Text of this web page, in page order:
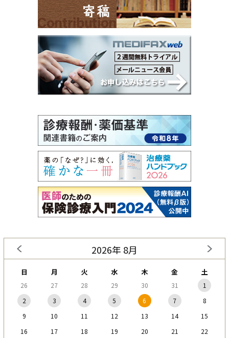
2026年 8月
日 月 火 水 木 金 土
26 27 28 29 30 31
1
2
3 4 5 6 7
8
9
10 11 12 13 14
15
16
17 18 19 20 21
22